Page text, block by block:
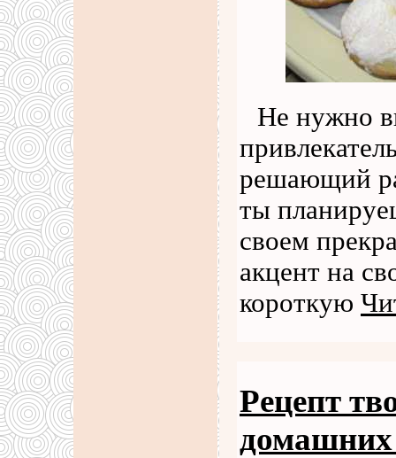
Не нужно
решающий
ты
своем
акцент на
короткую
Рецепт
домашних